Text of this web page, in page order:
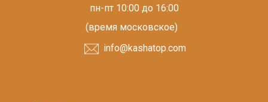
пн-пт 10:00 до 16:00
(время московское)
info@kashatop.com